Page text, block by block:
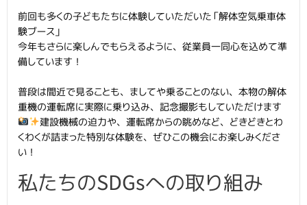
前回も多くの子どもたちに体験していただいた「解体空気乗車体
験ブース」
今年もさらに楽しんでもらえるように、従業員一同心を込めて準
備しています！
普段は間近で見ることも、ましてや乗ることのない、本物の解体
重機の運転席に実際に乗り込み、記念撮影もしていただけます
建設機械の迫力や、運転席からの眺めなど、どきどきとわ
くわくが詰まった特別な体験を、ぜひこの機会にお楽しみくださ
い！
私たちのSDGsへの取り組み